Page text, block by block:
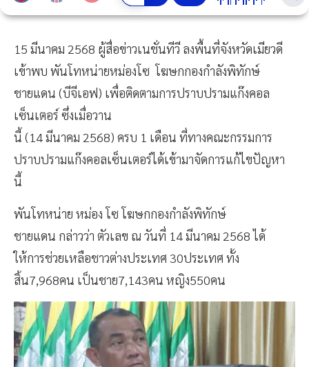
15 มีนาคม 2568 ผู้สื่อข่าวเนชั่นทีวี ลงพื้นที่จังหวัดเมียวดี
เข้าพบ พันโทหน่ายหม่องโซ โฆษกกองกำลังพิทักษ์
ชายแดน (บีจีเอฟ) เพื่อติดตามการปราบปรามแก๊งคอล
เซ็นเตอร์ ซึ่งเมื่อวาน
นี้ (14 มีนาคม 2568) ครบ 1 เดือน ที่ทางคณะกรรมการ
ปราบปรามแก๊งคอลเซ็นเตอร์ได้เข้ามาจัดการแก้ไขปัญหา
นี้
พันโทหน่าย หม่อง โซ โฆษกกองกำลังพิทักษ์
ชายแดน กล่าวว่า ตัวเลข ณ วันที่ 14 มีนาคม 2568 ได้
ให้การช่วยเหลือชาวต่างประเทศ 30ประเทศ ทั้ง
สิ้น7,968คน เป็นชาย7,143คน หญิง550คน